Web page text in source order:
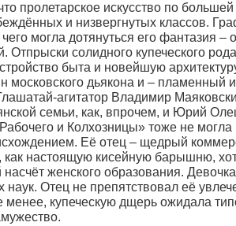
пролетарское искусство по
и низвергнутых классов.
могла дотянуться его фантазия –
Отпрыски солидного купеческого
быта и новейшую
московского дьякона и – пламенный
агитатор Владимир
семьи, как, впрочем, и Юрий
и Колхозницы» тоже не могла
Её отец – щедрый
как настоящую кисейную барышню,
женского образования.
наук. Отец не препятствовал её
купеческую дщерь ожидала